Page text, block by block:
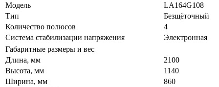
Модель
LA164G108
Тип
Безщёточный
Количество полюсов
4
Система стабилизации напряжения
Электронная
Габаритные размеры и вес
Длина, мм
2100
Высота, мм
1140
Ширина, мм
860